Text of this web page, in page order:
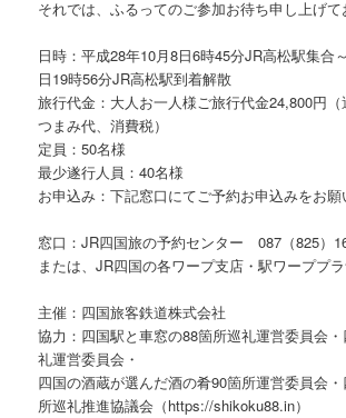
それでは、ふるってのご参加お待ち申し上げて
日時：平成28年10月8日6時45分JR高松駅集合
日19時56分JR高松駅到着解散
旅行代金：大人お一人様ご旅行代金24,800円
つまみ代、消費税）
定員：50名様
最少遂行人員：40名様
お申込み：下記窓口にてご予約お申込みをお願
窓口：JR四国旅の予約センター 087（825）
または、JR四国の各ワープ支店・駅ワーププ
主催：四国旅客鉄道株式会社
協力：四国駅と車窓の88箇所巡礼運営委員会
礼運営委員会・
四国の酒蔵が選んだ酒の肴90箇所運営委員会
所巡礼推進協議会（https://shikoku88.in）